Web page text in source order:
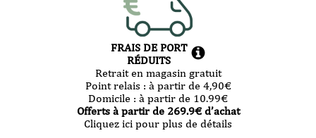
FRAIS DE PORT
RÉDUITS
Retrait en magasin gratuit
Point relais : à partir de 4,90€
Domicile : à partir de 10.99€
Offerts à partir de 269.9€ d’achat
Cliquez ici pour plus de détails